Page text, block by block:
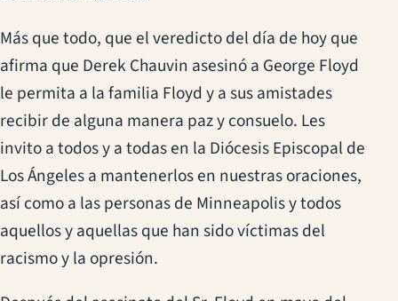
Más que todo, que el veredicto del día de hoy que
afirma que Derek Chauvin asesinó a George Floyd
le permita a la familia Floyd y a sus amistades
recibir de alguna manera paz y consuelo. Les
invito a todos y a todas en la Diócesis Episcopal de
Los Ángeles a mantenerlos en nuestras oraciones,
así como a las personas de Minneapolis y todos
aquellos y aquellas que han sido víctimas del
racismo y la opresión.